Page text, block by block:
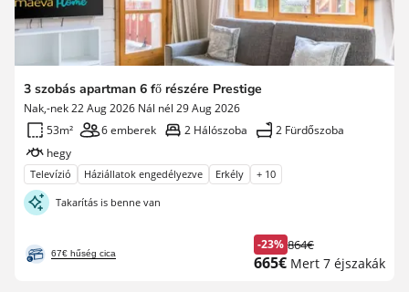
3 szobás apartman 6 fő részére Prestige
Nak,-nek 22 Aug 2026 Nál nél 29 Aug 2026
53m²
6 emberek 2 Hálószoba
2 Fürdőszoba
hegy
Televízió Háziállatok engedélyezve Erkély + 10
Takarítás is benne van
67€ hűség cica
-23%
Korábbi
díj
864€
Új
665€ Mert 7 éjszakák